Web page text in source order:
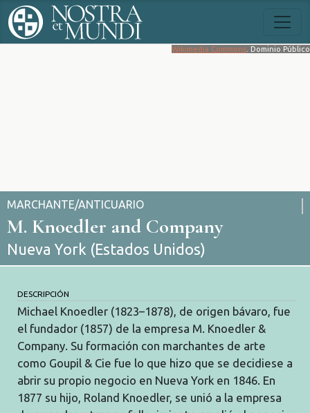
Wikimedia Commons . Dominio Público
MARCHANTE/ANTICUARIO
M. Knoedler and Company
Nueva York (Estados Unidos)
DESCRIPCIÓN
Michael Knoedler (1823–1878), de origen bávaro, fue
el fundador (1857) de la empresa M. Knoedler &
Company. Su formación con marchantes de arte
como Goupil & Cie fue lo que hizo que se decidiese a
abrir su propio negocio en Nueva York en 1846. En
1877 su hijo, Roland Knoedler, se unió a la empresa